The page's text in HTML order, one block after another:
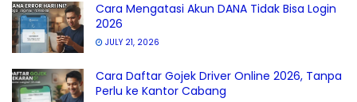
Cara Mengatasi Akun DANA Tidak Bisa Login
2026
JULY 21, 2026
Cara Daftar Gojek Driver Online 2026, Tanpa
Perlu ke Kantor Cabang